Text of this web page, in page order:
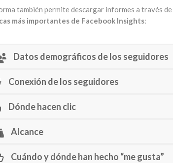
también permite descargar informes a través
más importantes de Facebook Insights:
Datos demográficos de los seguidores
Conexión de los seguidores
Dónde hacen clic
Alcance
Cuándo y dónde han hecho “me gusta”